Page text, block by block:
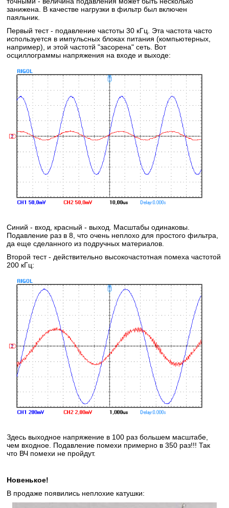
занижена. В качестве нагрузки в фильтр был включен
паяльник.
Первый тест - подавление частоты 30 кГц. Эта частота часто
используется в импульсных блоках питания (компьютерных,
например), и этой частотй "засорена" сеть. Вот
осциллограммы напряжения на входе и выходе:
Синий - вход, красный - выход. Масштабы одинаковы.
Подавление раз в 8, что очень неплохо для простого фильтра,
да еще сделанного из подручных материалов.
Второй тест - действительно высокочастотная помеха частотой
200 кГц:
Здесь выходное напряжение в 100 раз большем масштабе,
чем входное. Подавление помехи примерно в 350 раз!!! Так
что ВЧ помехи не пройдут.
Новенькое!
В продаже появились неплохие катушки: